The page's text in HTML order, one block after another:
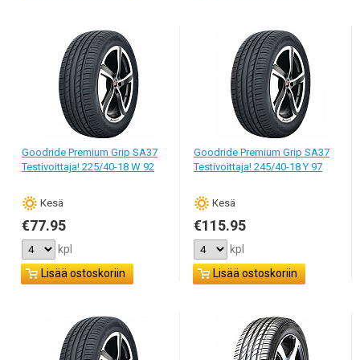
auton dynaamisia ominaisuuksia. Kiihdytyksen nopeus kasvaa, ja
jarrutusmatka lyhenee. Jos ajat pääasiallisesti kovaa vauhtia ja
käytät usein moottoriteitä, sinun kannattaa valita leveämmät
renkaat. Jos sinulla on vaikka pieni automalli ja ajat useimmiten
kaupungissa, valitse kapeampi renkaan leveys. Kurkista
ehdottomasti auton teknisiin papereihin, joissa valmistaja
suosittelee renkaan kokoluokkia.
Erilaiset valmistajat tarjoavat tietysti erihintaiset kesärenkaat. Hinta
Alhaisessa ja keskihintaluokassa käytetään yleensä klassista
symmetristä kulutuspinnan kuviota. Se johtaa hyvin veden pois
pyörien alta ja soveltuu sekä maaseutuun, että moottoritielle. Sitä
voidaan suositella rauhallisen ajotyylin ystäville. Symmetrinen
kulutuspinta on universaali, ja tämä on sen vahva puoli.
suunnattu kulutuspinnan kuvio. Se parantaa auton ajettavuutta ja
siirtää tehokkaasti veden pois pyörän ja tien kosketuspinnasta.
Vaikka sellaiset renkaat tuottavat enemmän melua, maksavat
Goodride Premium Grip SA37
Testivoittaja! 225/40-18 W 92
Кesä
€77.95
kpl
Lisää ostoskoriin
Goodride Premium Grip SA37
Testivoittaja! 245/40-18 Y 97
Кesä
€115.95
kpl
Lisää ostoskoriin